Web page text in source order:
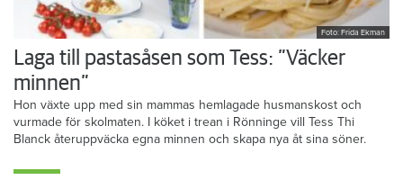
Foto: Frida Ekman
Laga till pastasåsen som Tess: ”Väcker
minnen”
Hon växte upp med sin mammas hemlagade husmanskost och
vurmade för skolmaten. I köket i trean i Rönninge vill Tess Thi
Blanck återuppväcka egna minnen och skapa nya åt sina söner.